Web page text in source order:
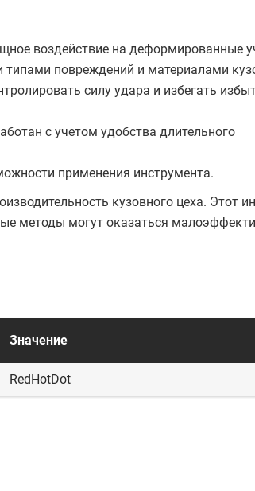
воздействие на деформированные
повреждений и материалами
силу удара и избегать
с учетом удобства длительного
применения инструмента.
кузовного цеха. Этот
методы могут оказаться
Значение
RedHotDot